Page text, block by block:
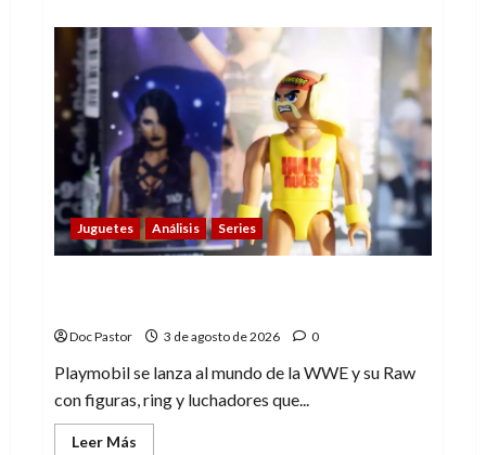
El
principito
de
Playmobil
conquista
con
su
sencillez
Juguetes Análisis Series
Doc Pastor 3 de agosto de 2026 0
Playmobil se lanza al mundo de la WWE y su Raw
con figuras, ring y luchadores que...
Leer Más